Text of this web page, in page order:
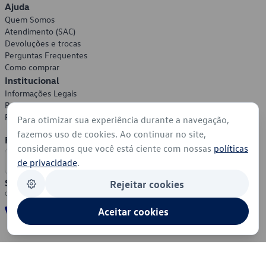
Ajuda
Quem Somos
Atendimento (SAC)
Devoluções e trocas
Perguntas Frequentes
Como comprar
Institucional
Informações Legais
Política de Privacidade
Política de Cookies
Formas de Pagamento
Segurança
Para otimizar sua experiência durante a navegação,
fazemos uso de cookies. Ao continuar no site,
consideramos que você está ciente com nossas políticas
de privacidade.
Rejeitar cookies
Aceitar cookies